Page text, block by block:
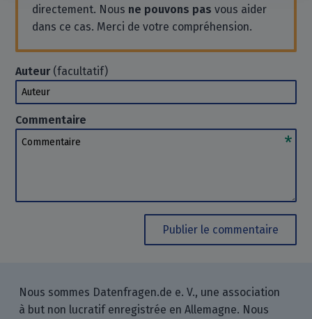
directement. Nous ne pouvons pas vous aider
dans ce cas. Merci de votre compréhension.
Auteur(facultatif)
Auteur
Commentaire
Commentaire
Publier le commentaire
Nous sommes Datenfragen.de e. V., une association
à but non lucratif enregistrée en Allemagne. Nous